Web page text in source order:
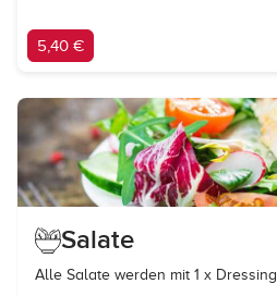
5,40 €
Salate
Alle Salate werden mit 1 x